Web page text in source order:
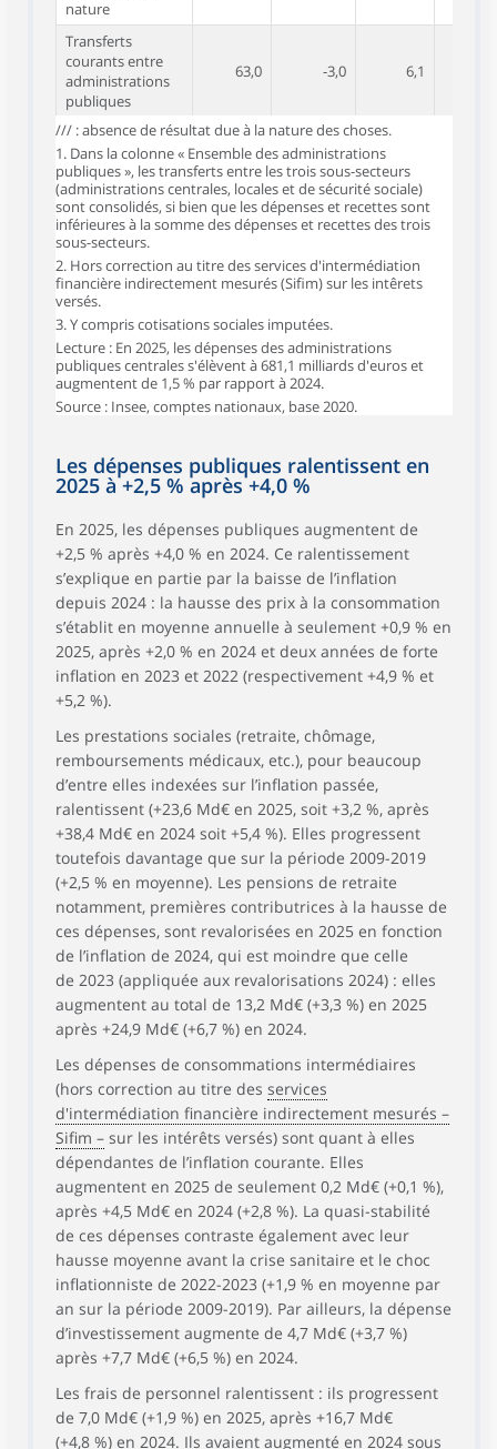
nature
Transferts
courants entre
administrations
publiques
63,0 -3,0 6,1
Autres transferts
et subventions
129,1 -2,1
Acquisitions
nettes d'actifs
non financiers,
dont :
53,2 +4,0 73,3
Formation brute de
capital fixe
50,7 +3,0 70,7
Total des
recettes1 550,8 +6,2 319,9
Impôts et
cotisations
458,0 +6,0
Recettes de
production
53,0 +3,9 49,5
propriété
13,6 4,6
Transferts
courants entre
administrations
publiques
6,0 +13,2 60,0
Autres transferts 20,3 +10,9 24,2
Capacité (+) /
Besoin (-) de
financement
/// : absence de résultat due à la nature des choses.
1. Dans la colonne « Ensemble des administrations
publiques », les transferts entre les trois sous-secteurs
(administrations centrales, locales et de sécurité sociale)
sont consolidés, si bien que les dépenses et recettes sont
inférieures à la somme des dépenses et recettes des trois
sous-secteurs.
2. Hors correction au titre des services d'intermédiation
financière indirectement mesurés (Sifim) sur les intêrets
versés.
3. Y compris cotisations sociales imputées.
Lecture : En 2025, les dépenses des administrations
publiques centrales s'élèvent à 681,1 milliards d'euros et
augmentent de 1,5 % par rapport à 2024.
Source : Insee, comptes nationaux, base 2020.
Les dépenses publiques ralentissent en
2025 à +2,5 % après +4,0 %
En 2025, les dépenses publiques augmentent de
+2,5 % après +4,0 % en 2024. Ce ralentissement
s’explique en partie par la baisse de l’inflation
depuis 2024 : la hausse des prix à la consommation
s’établit en moyenne annuelle à seulement +0,9 % en
2025, après +2,0 % en 2024 et deux années de forte
inflation en 2023 et 2022 (respectivement +4,9 % et
+5,2 %).
Les prestations sociales (retraite, chômage,
remboursements médicaux, etc.), pour beaucoup
d’entre elles indexées sur l’inflation passée,
ralentissent (+23,6 Md€ en 2025, soit +3,2 %, après
+38,4 Md€ en 2024 soit +5,4 %). Elles progressent
toutefois davantage que sur la période 2009-2019
(+2,5 % en moyenne). Les pensions de retraite
notamment, premières contributrices à la hausse de
ces dépenses, sont revalorisées en 2025 en fonction
de l’inflation de 2024, qui est moindre que celle
de 2023 (appliquée aux revalorisations 2024) : elles
augmentent au total de 13,2 Md€ (+3,3 %) en 2025
après +24,9 Md€ (+6,7 %) en 2024.
Les dépenses de consommations intermédiaires
(hors correction au titre des services
d'intermédiation financière indirectement mesurés –
Sifim – sur les intérêts versés) sont quant à elles
dépendantes de l’inflation courante. Elles
augmentent en 2025 de seulement 0,2 Md€ (+0,1 %),
après +4,5 Md€ en 2024 (+2,8 %). La quasi-stabilité
de ces dépenses contraste également avec leur
hausse moyenne avant la crise sanitaire et le choc
inflationniste de 2022-2023 (+1,9 % en moyenne par
an sur la période 2009-2019). Par ailleurs, la dépense
d’investissement augmente de 4,7 Md€ (+3,7 %)
après +7,7 Md€ (+6,5 %) en 2024.
Les frais de personnel ralentissent : ils progressent
de 7,0 Md€ (+1,9 %) en 2025, après +16,7 Md€
(+4,8 %) en 2024. Ils avaient augmenté en 2024 sous